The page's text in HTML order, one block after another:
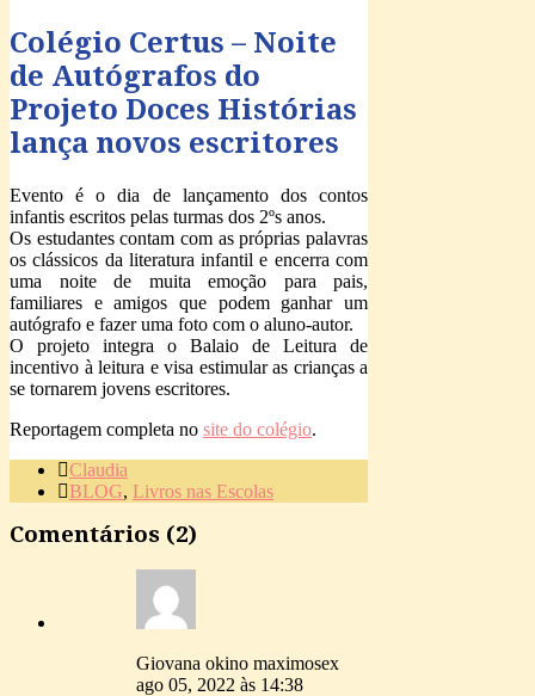
Colégio Certus – Noite
de Autógrafos do
Projeto Doces Histórias
lança novos escritores
Evento é o dia de lançamento dos contos
infantis escritos pelas turmas dos 2ºs anos.
Os estudantes contam com as próprias palavras
os clássicos da literatura infantil e encerra com
uma noite de muita emoção para pais,
familiares e amigos que podem ganhar um
autógrafo e fazer uma foto com o aluno-autor.
O projeto integra o Balaio de Leitura de
incentivo à leitura e visa estimular as crianças a
se tornarem jovens escritores.
Reportagem completa no site do colégio.
Claudia
BLOG, Livros nas Escolas
Comentários (2)
Giovana okino maximosex
ago 05, 2022 às 14:38